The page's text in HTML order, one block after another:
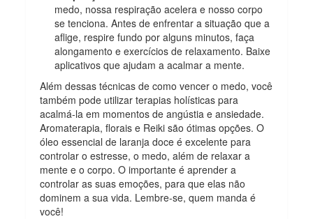
medo, nossa respiração acelera e nosso corpo
se tenciona. Antes de enfrentar a situação que a
aflige, respire fundo por alguns minutos, faça
alongamento e exercícios de relaxamento. Baixe
aplicativos que ajudam a acalmar a mente.
Além dessas técnicas de como vencer o medo, você
também pode utilizar terapias holísticas para
acalmá-la em momentos de angústia e ansiedade.
Aromaterapia, florais e Reiki são ótimas opções. O
óleo essencial de laranja doce é excelente para
controlar o estresse, o medo, além de relaxar a
mente e o corpo. O importante é aprender a
controlar as suas emoções, para que elas não
dominem a sua vida. Lembre-se, quem manda é
você!